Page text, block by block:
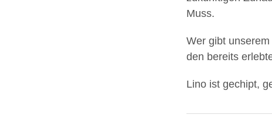
Muss.
Wer gibt
den bereits
Lino ist gechipt,